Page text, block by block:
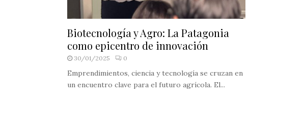
Biotecnología y Agro: La Patagonia
como epicentro de innovación
30/01/2025 0
Emprendimientos, ciencia y tecnología se cruzan en
un encuentro clave para el futuro agrícola. El...